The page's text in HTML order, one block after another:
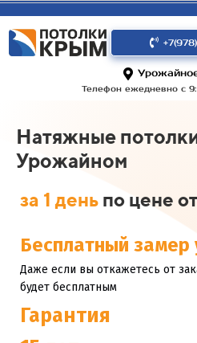
Телефон ежедневно с
Натяжные
Урожайном
за 1 день по цене
Бесплатный замер
Даже если вы откажетесь от
будет бесплатным
Гарантия